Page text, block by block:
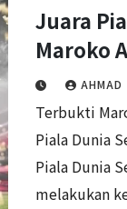
Juara
Maroko
Menang
AHMAD
Terbukti
Piala Dunia
Piala Dunia
melakukan